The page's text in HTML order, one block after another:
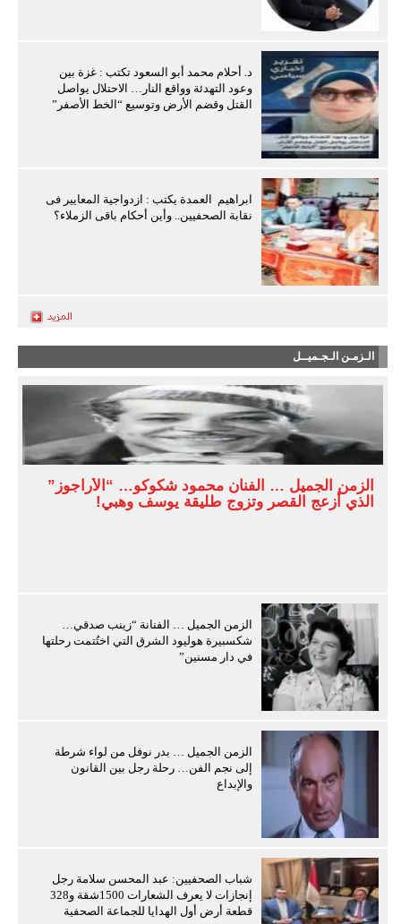
د. أحلام محمد أبو السعود تكتب : غزة بين
وعود التهدئة وواقع النار… الاحتلال يواصل
القتل وقضم الأرض وتوسيع “الخط الأصفر”
ابراهيم العمدة يكتب : ازدواجية المعايير فى
نقابة الصحفيين.. وأين أحكام باقى الزملاء؟
الـزمـن الـجـميــل
الزمن الجميل … الفنان محمود شكوكو… “الأراجوز”
الذي أزعج القصر وتزوج طليقة يوسف وهبي!
الزمن الجميل … الفنانة “زينب صدقي…
شكسبيرة هوليود الشرق التي اختُتمت رحلتها
في دار مسنين”
الزمن الجميل … بدر نوفل من لواء شرطة
إلى نجم الفن… رحلة رجل بين القانون
والإبداع
شباب الصحفيين: عبد المحسن سلامة رجل
إنجازات لا يعرف الشعارات 1500شقة و328
قطعة أرض أول الهدايا للجماعة الصحفية